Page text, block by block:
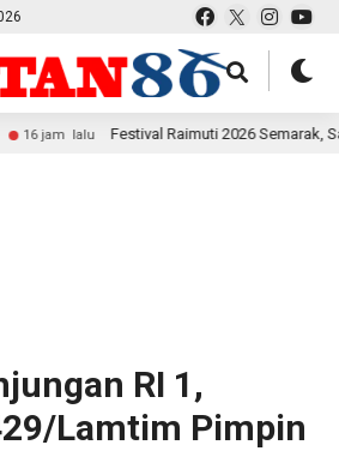
Festival Raimuti 2026 Semarak, Satukan
RI 1,
Lamtim Pimpin